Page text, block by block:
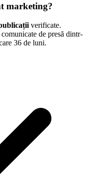
marketing?
verificate.
de presă dintr-
36 de luni.